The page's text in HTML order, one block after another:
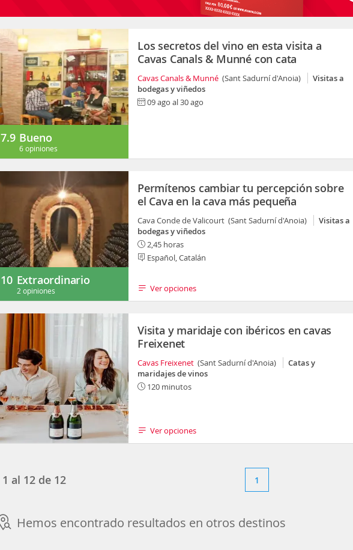
7.9 Bueno
6 opiniones
Los secretos del vino en esta visita a
Cavas Canals & Munné con cata
Cavas Canals & Munné (Sant Sadurní d'Anoia)
Visitas a
bodegas y viñedos
09 ago al 30 ago
10 Extraordinario
2 opiniones
Permítenos cambiar tu percepción sobre
el Cava en la cava más pequeña
Cava Conde de Valicourt (Sant Sadurní d'Anoia)
Visitas a
bodegas y viñedos
2,45 horas
Español, Catalán
Ver opciones
Visita y maridaje con ibéricos en cavas
Freixenet
Cavas Freixenet (Sant Sadurní d'Anoia)
Catas y
maridajes de vinos
120 minutos
Ver opciones
1 al 12 de 12 1
Hemos encontrado resultados en otros destinos